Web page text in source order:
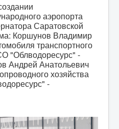
аэропорта
Саратовской
Коршунов Владимир
транспортного
"Облводоресурс" -
Андрей Анатольевич
хозяйства
-